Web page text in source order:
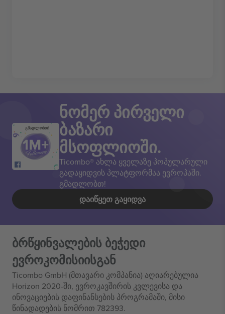
გმადლობთ!
ნომერ პირველი
ბაზარი
მსოფლიოში.
Ticombo® ახლა ყველაზე პოპულარული
გადაყიდვის პლატფორმაა ევროპაში.
გმადლობთ!
ᲓᲐᲘᲬᲧᲔᲗ ᲒᲐᲧᲘᲓᲕᲐ
ბრწყინვალების ბეჭედი
ევროკომისიისგან
Ticombo GmbH (მთავარი კომპანია) აღიარებულია
Horizon 2020-ში, ევროკავშირის კვლევისა და
ინოვაციების დაფინანსების პროგრამაში, მისი
წინადადების ნომრით 782393.